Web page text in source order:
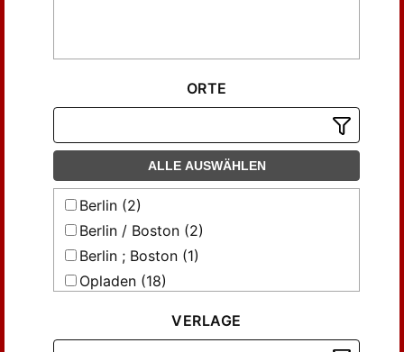
ORTE
ALLE AUSWÄHLEN
Berlin (2)
Berlin / Boston (2)
Berlin ; Boston (1)
Opladen (18)
Wiesbaden (1)
VERLAGE